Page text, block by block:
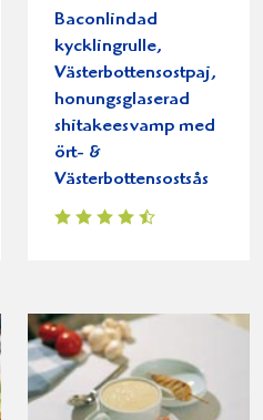
Baconlindad
kycklingrulle,
Västerbottensostpaj,
honungsglaserad
shitakeesvamp med
ört- &
Västerbottensostsås